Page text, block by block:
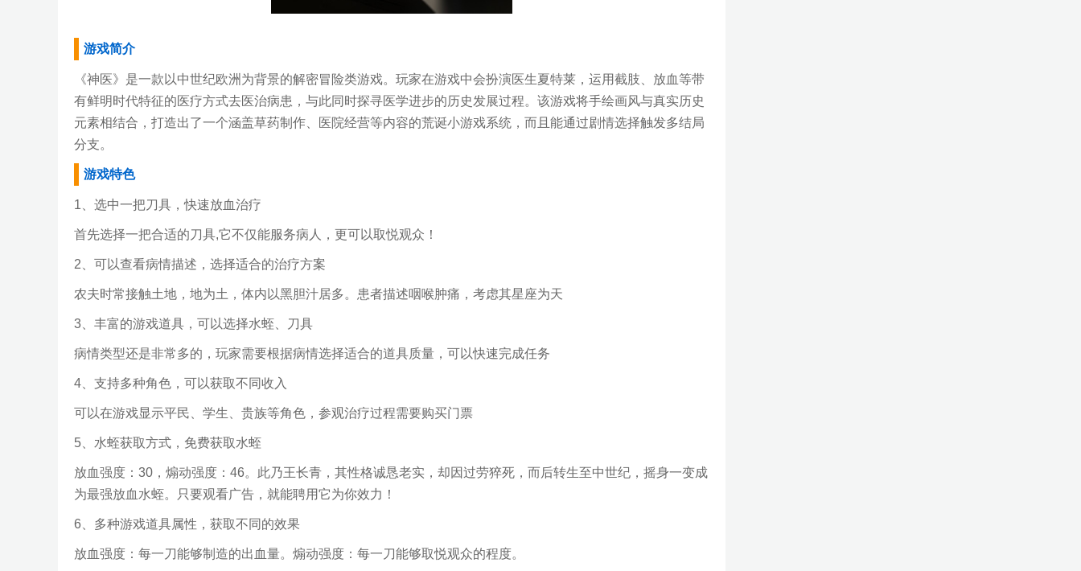
游戏简介
《神医》是一款以中世纪欧洲为背景的解密冒险类游戏。玩家在游戏中会扮演医生夏特莱，运用截肢、放血等带
有鲜明时代特征的医疗方式去医治病患，与此同时探寻医学进步的历史发展过程。该游戏将手绘画风与真实历史
元素相结合，打造出了一个涵盖草药制作、医院经营等内容的荒诞小游戏系统，而且能通过剧情选择触发多结局
分支。
游戏特色
1、选中一把刀具，快速放血治疗
首先选择一把合适的刀具,它不仅能服务病人，更可以取悦观众！
2、可以查看病情描述，选择适合的治疗方案
农夫时常接触土地，地为土，体内以黑胆汁居多。患者描述咽喉肿痛，考虑其星座为天
3、丰富的游戏道具，可以选择水蛭、刀具
病情类型还是非常多的，玩家需要根据病情选择适合的道具质量，可以快速完成任务
4、支持多种角色，可以获取不同收入
可以在游戏显示平民、学生、贵族等角色，参观治疗过程需要购买门票
5、水蛭获取方式，免费获取水蛭
放血强度：30，煽动强度：46。此乃王长青，其性格诚恳老实，却因过劳猝死，而后转生至中世纪，摇身一变成
为最强放血水蛭。只要观看广告，就能聘用它为你效力！
6、多种游戏道具属性，获取不同的效果
放血强度：每一刀能够制造的出血量。煽动强度：每一刀能够取悦观众的程度。